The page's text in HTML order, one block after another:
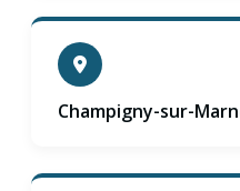
Champigny-sur-